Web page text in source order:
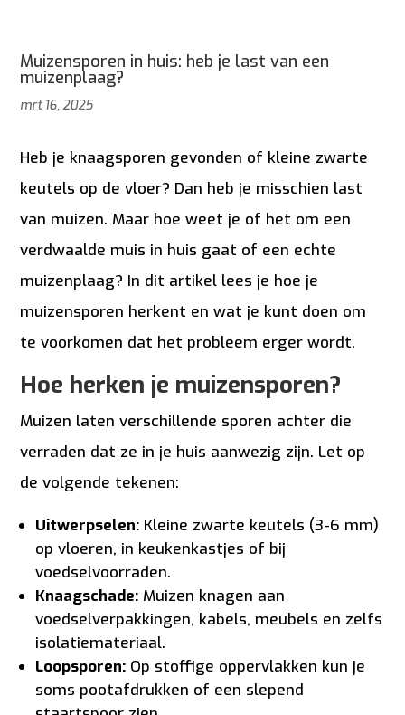
Muizensporen in huis: heb je last van een
muizenplaag?
mrt 16, 2025
Heb je knaagsporen gevonden of kleine zwarte
keutels op de vloer? Dan heb je misschien last
van muizen. Maar hoe weet je of het om een
verdwaalde muis in huis gaat of een echte
muizenplaag? In dit artikel lees je hoe je
muizensporen herkent en wat je kunt doen om
te voorkomen dat het probleem erger wordt.
Hoe herken je muizensporen?
Muizen laten verschillende sporen achter die
verraden dat ze in je huis aanwezig zijn. Let op
de volgende tekenen:
Uitwerpselen: Kleine zwarte keutels (3-6 mm)
op vloeren, in keukenkastjes of bij
voedselvoorraden.
Knaagschade: Muizen knagen aan
voedselverpakkingen, kabels, meubels en zelfs
isolatiemateriaal.
Loopsporen: Op stoffige oppervlakken kun je
soms pootafdrukken of een slepend